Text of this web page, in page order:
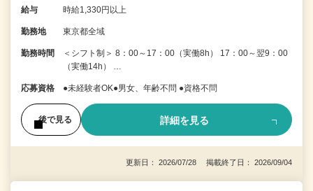
給与 時給1,330円以上
勤務地 東京都全域
勤務時間
＜シフト制＞ 8：00～17：00（実働8h） 17：00～翌9：00
（実働14h） …
応募資格 ●未経験者OK●男女、年齢不問 ●資格不問
後で見る 詳細を見る
更新日： 2026/07/28 掲載終了日： 2026/09/04